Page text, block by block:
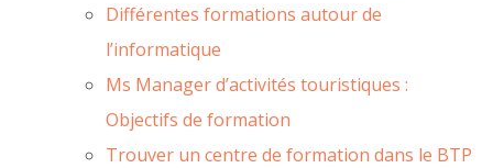
Différentes formations autour de
l’informatique
Ms Manager d’activités touristiques :
Objectifs de formation
Trouver un centre de formation dans le BTP